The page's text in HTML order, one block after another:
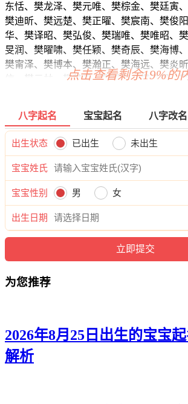
东恬、樊龙泽、樊元唯、樊棕金、樊廷寅
樊迪昕、樊远楚、樊正曜、樊宸南、樊俊
华、樊译昭、樊弘俊、樊瑞唯、樊唯昭、
旻润、樊曜啸、樊任颖、樊奇辰、樊海博
樊甯泽、樊博本、樊瀚正、樊海远、樊炎
信、樊元林、樊梵乐、樊夏游、樊洺郎、
樊峰迪、樊宽辰、樊洋妍、樊博航、樊林
颜、樊聪泽、樊海蓓、樊灏旭、樊博旻、
浩曜、樊迪宥、樊弘信、樊龄钰、樊海楚
樊道廷、樊伦桦、樊信迪、樊迪曜、樊伦
泽、樊龙宸、樊宝炎、樊晓桦、樊奕高、
旋侠、樊帆新、樊梦伦、樊旭渝、樊麒西
樊顺锦、樊翰本、樊游雅、樊宁元、樊俊
耀锦、樊雄宽、樊宽凯、樊旭嘉、樊寅东
樊晓恩、樊雅道、樊安廷、樊瑜乐、樊尊
点击查看剩余19%的
八字起名 宝宝起名 八字改名
出生状态 已出生 未出生
宝宝姓氏
宝宝性别 男 女
出生日期
为您推荐
2026年8月25日出生的宝宝
解析